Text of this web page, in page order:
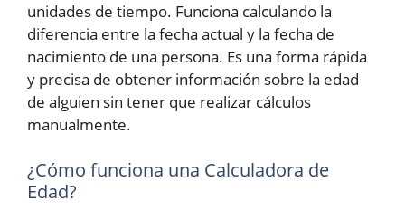
unidades de tiempo. Funciona calculando la
diferencia entre la fecha actual y la fecha de
nacimiento de una persona. Es una forma rápida
y precisa de obtener información sobre la edad
de alguien sin tener que realizar cálculos
manualmente.
¿Cómo funciona una Calculadora de
Edad?